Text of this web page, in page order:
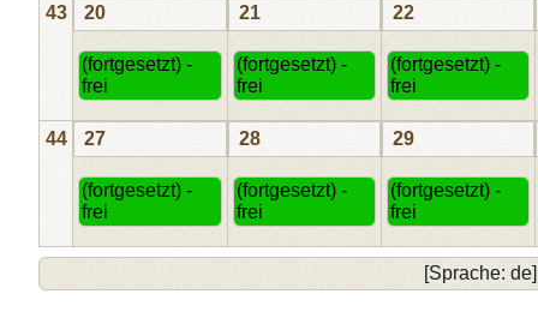
43 20
(fortgesetzt) -
frei
21
(fortgesetzt) -
frei
22
(fortgesetzt) -
frei
44 27
(fortgesetzt) -
frei
28
(fortgesetzt) -
frei
29
(fortgesetzt) -
frei
[Sprache: